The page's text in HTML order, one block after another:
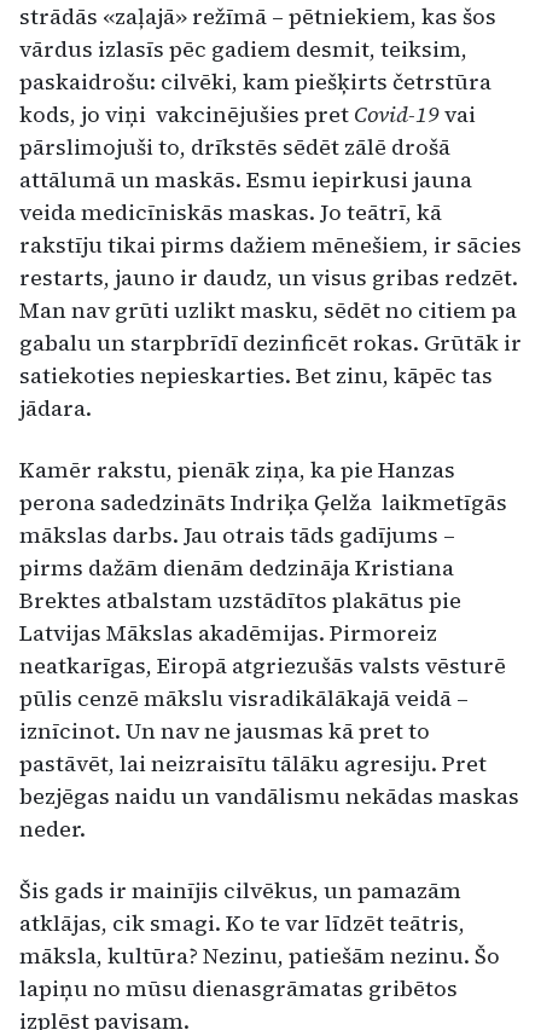
strādās «zaļajā» režīmā – pētniekiem, kas šos
vārdus izlasīs pēc gadiem desmit, teiksim,
paskaidrošu: cilvēki, kam piešķirts četrstūra
kods, jo viņi vakcinējušies pret Covid-19vai
pārslimojuši to, drīkstēs sēdēt zālē drošā
attālumā un maskās. Esmu iepirkusi jauna
veida medicīniskās maskas. Jo teātrī, kā
rakstīju tikai pirms dažiem mēnešiem, ir sācies
restarts, jauno ir daudz, un visus gribas redzēt.
Man nav grūti uzlikt masku, sēdēt no citiem pa
gabalu un starpbrīdī dezinficēt rokas. Grūtāk ir
satiekoties nepieskarties. Bet zinu, kāpēc tas
jādara.
Kamēr rakstu, pienāk ziņa, ka pie Hanzas
perona sadedzināts Indriķa Ģelža laikmetīgās
mākslas darbs. Jau otrais tāds gadījums –
pirms dažām dienām dedzināja Kristiana
Brektes atbalstam uzstādītos plakātus pie
Latvijas Mākslas akadēmijas. Pirmoreiz
neatkarīgas, Eiropā atgriezušās valsts vēsturē
pūlis cenzē mākslu visradikālākajā veidā –
iznīcinot. Un nav ne jausmas kā pret to
pastāvēt, lai neizraisītu tālāku agresiju. Pret
bezjēgas naidu un vandālismu nekādas maskas
neder.
Šis gads ir mainījis cilvēkus, un pamazām
atklājas, cik smagi. Ko te var līdzēt teātris,
māksla, kultūra? Nezinu, patiešām nezinu. Šo
lapiņu no mūsu dienasgrāmatas gribētos
izplēst pavisam.